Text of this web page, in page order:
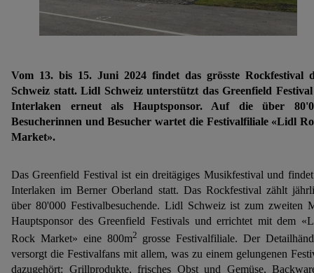
Vom 13. bis 15. Juni 2024 findet das grösste Rockfestival
Schweiz statt. Lidl Schweiz unterstützt das Greenfield
Interlaken erneut als Hauptsponsor. Auf die über
Besucherinnen und Besucher wartet die Festivalfiliale «Lidl
Market».
Das Greenfield Festival ist ein dreitägiges Musikfestival und
Interlaken im Berner Oberland statt. Das Rockfestival zählt
über 80'000 Festivalbesuchende. Lidl Schweiz ist zum zweiten
Hauptsponsor des Greenfield Festivals und errichtet mit dem
Rock Market» eine 800m2 grosse Festivalfiliale. Der
versorgt die Festivalfans mit allem, was zu einem gelungenen
dazugehört: Grillprodukte, frisches Obst und Gemüse,